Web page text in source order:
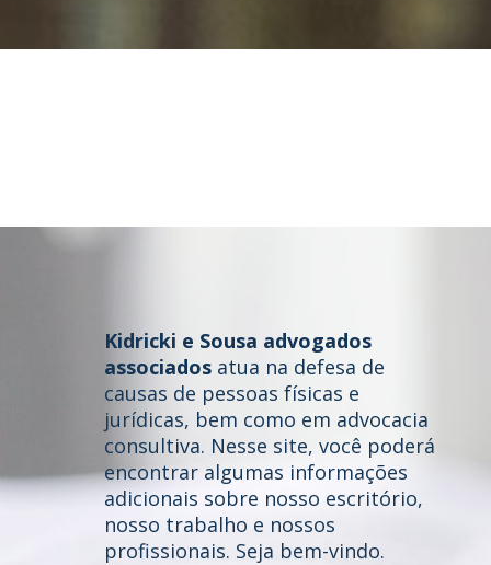
Home
Quem somos
Kidricki e Sousa advogados
associadosatua na defesa de
causas de pessoas físicas e
jurídicas, bem como em advocacia
consultiva. Nesse site, você poderá
encontrar algumas informações
adicionais sobre nosso escritório,
nosso trabalho e nossos
profissionais. Seja bem-vindo.